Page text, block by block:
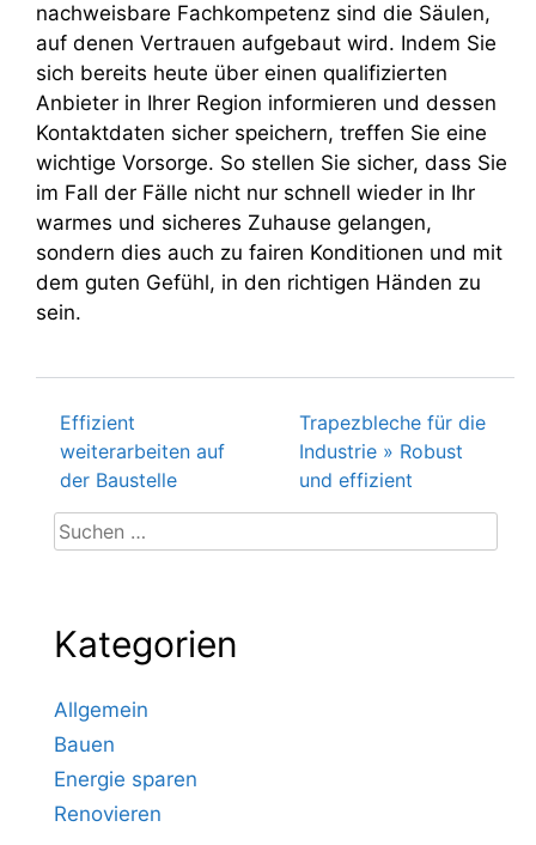
nachweisbare Fachkompetenz sind die Säulen,
auf denen Vertrauen aufgebaut wird. Indem Sie
sich bereits heute über einen qualifizierten
Anbieter in Ihrer Region informieren und dessen
Kontaktdaten sicher speichern, treffen Sie eine
wichtige Vorsorge. So stellen Sie sicher, dass Sie
im Fall der Fälle nicht nur schnell wieder in Ihr
warmes und sicheres Zuhause gelangen,
sondern dies auch zu fairen Konditionen und mit
dem guten Gefühl, in den richtigen Händen zu
sein.
Beitragsnavigation
Effizient
weiterarbeiten auf
der Baustelle
Trapezbleche für die
Industrie » Robust
und effizient
Suchen
nach:
Kategorien
Allgemein
Bauen
Energie sparen
Renovieren